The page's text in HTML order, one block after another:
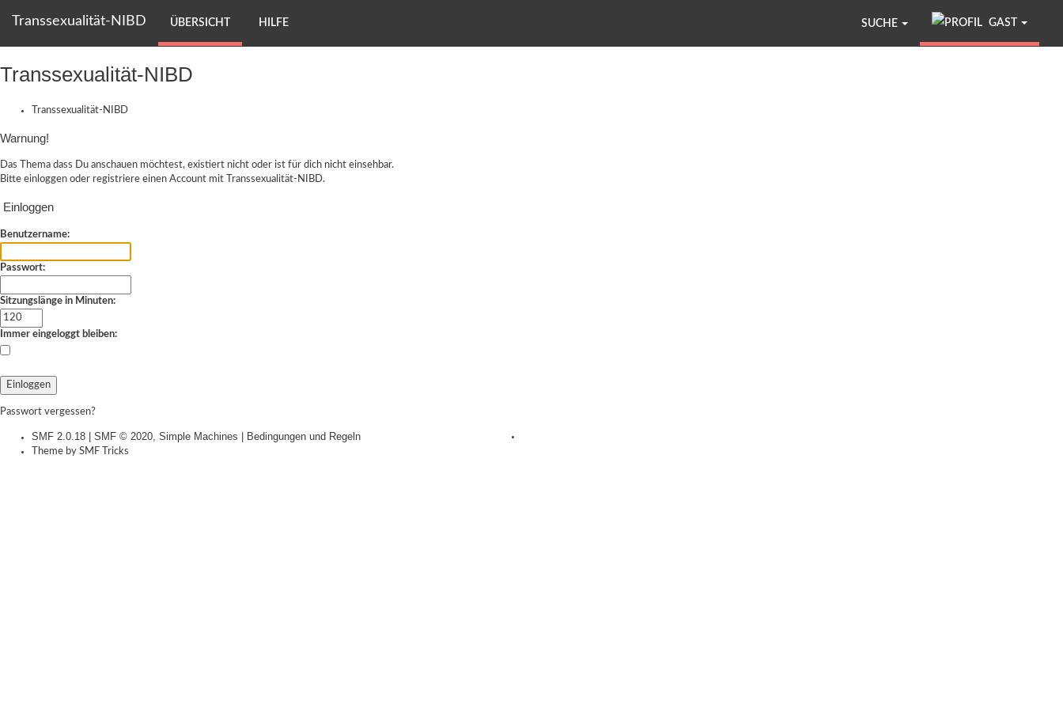
Transsexualität-NIBD ÜBERSICHT HILFE GAST
SUCHE
Transsexualität-NIBD
Transsexualität-NIBD
Warnung!
Das Thema dass Du anschauen möchtest, existiert nicht oder ist für dich nicht einsehbar.
Bitte einloggen oder registriere einen Account mit Transsexualität-NIBD.
Einloggen
Benutzername:
Passwort:
Sitzungslänge in Minuten:
Immer eingeloggt bleiben:
Passwort vergessen?
SMF 2.0.18 | SMF © 2020 Simple Machines | Bedingungen und Regeln
Theme by SMF Tricks